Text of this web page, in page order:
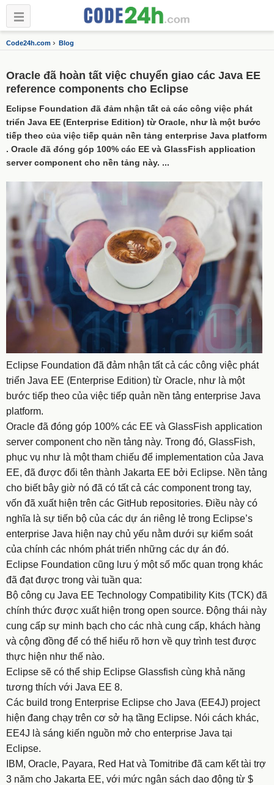
Code24h.com › Blog
Oracle đã hoàn tất việc chuyển giao các Java EE
reference components cho Eclipse
Eclipse Foundation đã đảm nhận tất cả các công việc phát
triển Java EE (Enterprise Edition) từ Oracle, như là một bước
tiếp theo của việc tiếp quản nền tảng enterprise Java platform
. Oracle đã đóng góp 100% các EE và GlassFish application
server component cho nền tảng này. ...
Eclipse Foundation đã đảm nhận tất cả các công việc phát
triển Java EE (Enterprise Edition) từ Oracle, như là một
bước tiếp theo của việc tiếp quản nền tảng enterprise Java
platform.
Oracle đã đóng góp 100% các EE và GlassFish application
server component cho nền tảng này. Trong đó, GlassFish,
phục vụ như là một tham chiếu để implementation của Java
EE, đã được đổi tên thành Jakarta EE bởi Eclipse. Nền tảng
cho biết bây giờ nó đã có tất cả các component trong tay,
vốn đã xuất hiện trên các GitHub repositories. Điều này có
nghĩa là sự tiến bộ của các dự án riêng lẻ trong Eclipse’s
enterprise Java hiện nay chủ yếu nằm dưới sự kiểm soát
của chính các nhóm phát triển những các dự án đó.
Eclipse Foundation cũng lưu ý một số mốc quan trọng khác
đã đạt được trong vài tuần qua:
Bộ công cụ Java EE Technology Compatibility Kits (TCK) đã
chính thức được xuất hiện trong open source. Động thái này
cung cấp sự minh bạch cho các nhà cung cấp, khách hàng
và cộng đồng để có thể hiểu rõ hơn về quy trình test được
thực hiện như thế nào.
Eclipse sẽ có thể ship Eclipse Glassfish cùng khả năng
tương thích với Java EE 8.
Các build trong Enterprise Eclipse cho Java (EE4J) project
hiện đang chạy trên cơ sở hạ tầng Eclipse. Nói cách khác,
EE4J là sáng kiến ​​nguồn mở cho enterprise Java tại
Eclipse.
IBM, Oracle, Payara, Red Hat và Tomitribe đã cam kết tài trợ
3 năm cho Jakarta EE, với mức ngân sách dao động từ $